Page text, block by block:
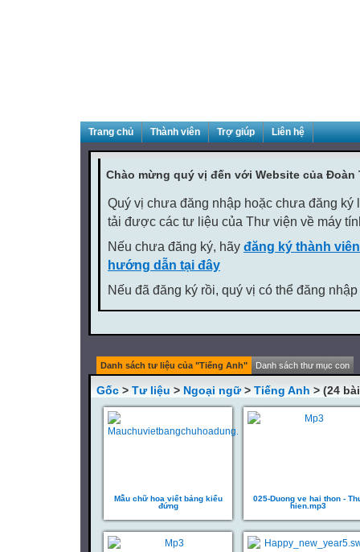
Trang chủ Thành viên Trợ giúp Liên hệ
Chào mừng quý vị đến với Website của Đoàn
Quý vị chưa đăng nhập hoặc chưa đăng ký
tải được các tư liệu của Thư viện về máy
Nếu chưa đăng ký, hãy đăng ký thành
hướng dẫn tại đây
Nếu đã đăng ký rồi, quý vị có thể đăng
Danh sách tư liệu của "Tiếng Anh" Danh sách thư mục con
Gốc > Tư liệu > Ngoại ngữ> Tiếng Anh > (24
Mẫu chữ hoa viết bảng kiểu
đứng
025-Duong ve hai thon -
hien.mp3